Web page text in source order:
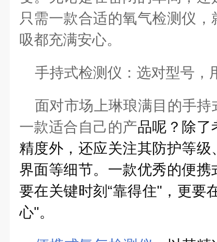
只需一款合适的氧气检测仪
吸都充满安心。
手持式检测仪：选对型号，
面对市场上琳琅满目的手持
一款适合自己的产品呢？除了
精度外，还应关注其防护等
界面等细节。一款优秀的便
要在关键时刻“靠得住"，更要
心"。